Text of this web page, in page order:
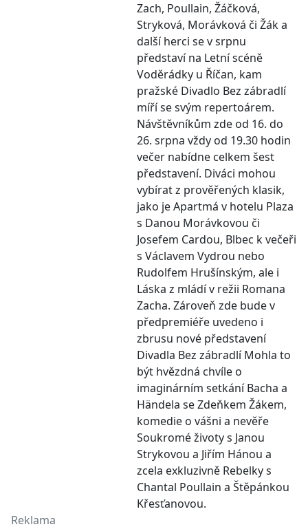
Zach, Poullain, Žáčková,
Stryková, Morávková či Žák a
další herci se v srpnu
představí na Letní scéně
Voděrádky u Říčan, kam
pražské Divadlo Bez zábradlí
míří se svým repertoárem.
Návštěvníkům zde od 16. do
26. srpna vždy od 19.30 hodin
večer nabídne celkem šest
představení. Diváci mohou
vybírat z prověřených klasik,
jako je Apartmá v hotelu Plaza
s Danou Morávkovou či
Josefem Cardou, Blbec k večeři
s Václavem Vydrou nebo
Rudolfem Hrušínským, ale i
Láska z mládí v režii Romana
Zacha. Zároveň zde bude v
předpremiéře uvedeno i
zbrusu nové představení
Divadla Bez zábradlí Mohla to
být hvězdná chvíle o
imaginárním setkání Bacha a
Händela se Zdeňkem Žákem,
komedie o vášni a nevěře
Soukromé životy s Janou
Strykovou a Jiřím Hánou a
zcela exkluzivně Rebelky s
Chantal Poullain a Štěpánkou
Křesťanovou.
Reklama